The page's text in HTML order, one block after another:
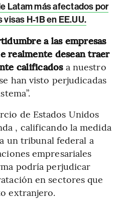
Latam más afectados por
H-1B en EE.UU.
a las empresas
realmente desean traer
calificados a nuestro
han visto perjudicadas
de Estados Unidos
, calificando la medida
un tribunal federal a
empresariales
podría perjudicar
en sectores que
extranjero.